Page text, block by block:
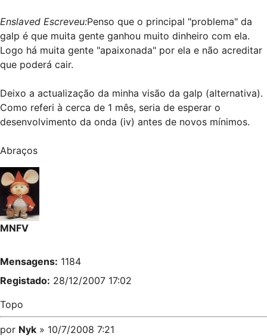
Enslaved Escreveu:Penso que o principal "problema" da
galp é que muita gente ganhou muito dinheiro com ela.
Logo há muita gente "apaixonada" por ela e não acreditar
que poderá cair.
Deixo a actualização da minha visão da galp (alternativa).
Como referi à cerca de 1 mês, seria de esperar o
desenvolvimento da onda (iv) antes de novos mínimos.
Abraços
MNFV
Mensagens: 1184
Registado: 28/12/2007 17:02
Topo
por Nyk » 10/7/2008 7:21